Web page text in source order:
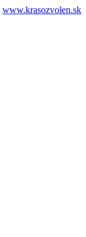
www.krasozvolen.sk